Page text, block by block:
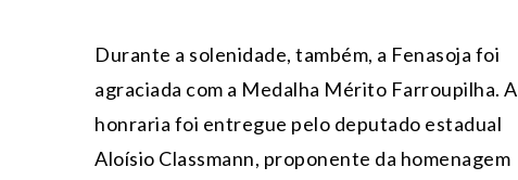
Durante a solenidade, também, a Fenasoja foi
agraciada com a Medalha Mérito Farroupilha. A
honraria foi entregue pelo deputado estadual
Aloísio Classmann, proponente da homenagem